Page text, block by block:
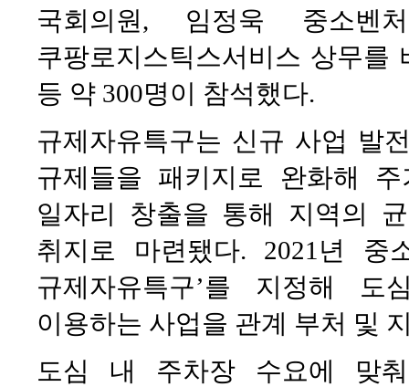
국회의원, 임정욱 중소벤
쿠팡로지스틱스서비스 상무
등 약 300명이 참석했다.
규제자유특구는 신규 사업 발
규제들을 패키지로 완화해
일자리 창출을 통해 지역의
취지로 마련됐다. 2021년 중
규제자유특구’를 지정해 도
이용하는 사업을 관계 부처 및
도심 내 주차장 수요에 맞